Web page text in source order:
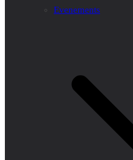
Evenements